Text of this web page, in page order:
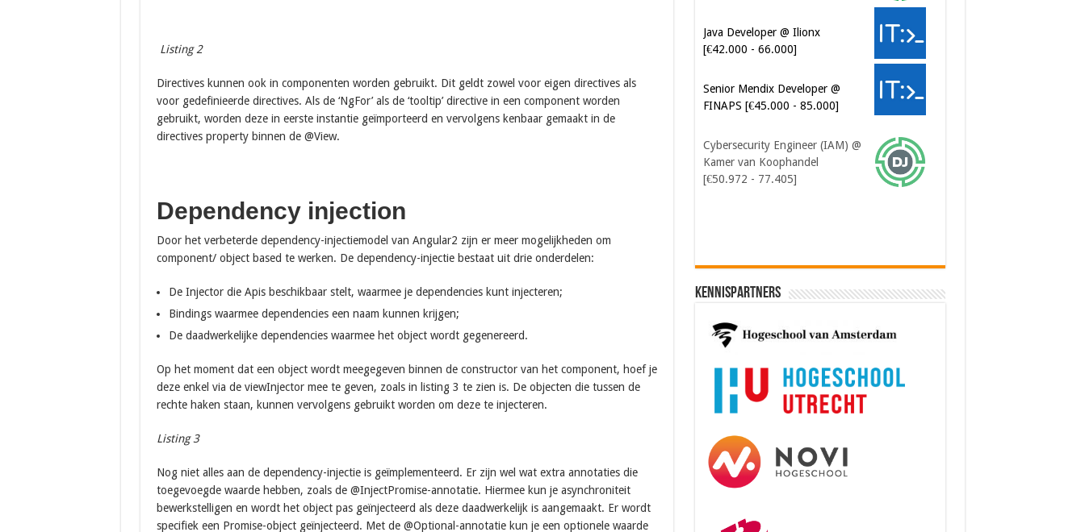
Listing 2
Directives kunnen ook in componenten worden gebruikt. Dit geldt zowel voor eigen directives als
voor gedefinieerde directives. Als de ‘NgFor’ als de ‘tooltip’ directive in een component worden
gebruikt, worden deze in eerste instantie geïmporteerd en vervolgens kenbaar gemaakt in de
directives property binnen de @View.
Dependency injection
Door het verbeterde dependency-injectiemodel van Angular2 zijn er meer mogelijkheden om
component/ object based te werken. De dependency-injectie bestaat uit drie onderdelen:
De Injector die Apis beschikbaar stelt, waarmee je dependencies kunt injecteren;
Bindings waarmee dependencies een naam kunnen krijgen;
De daadwerkelijke dependencies waarmee het object wordt gegenereerd.
Op het moment dat een object wordt meegegeven binnen de constructor van het component, hoef je
deze enkel via de viewInjector mee te geven, zoals in listing 3 te zien is. De objecten die tussen de
rechte haken staan, kunnen vervolgens gebruikt worden om deze te injecteren.
Listing 3
Nog niet alles aan de dependency-injectie is geïmplementeerd. Er zijn wel wat extra annotaties die
toegevoegde waarde hebben, zoals de @InjectPromise-annotatie. Hiermee kun je asynchroniteit
bewerkstelligen en wordt het object pas geïnjecteerd als deze daadwerkelijk is aangemaakt. Er wordt
specifiek een Promise-object geïnjecteerd. Met de @Optional-annotatie kun je een optionele waarde
Java Developer @ Ilionx
[€42.000 - 66.000]
Senior Mendix Developer @
FINAPS [€45.000 - 85.000]
Cybersecurity Engineer (IAM) @
Kamer van Koophandel
[€50.972 - 77.405]
Kennispartners